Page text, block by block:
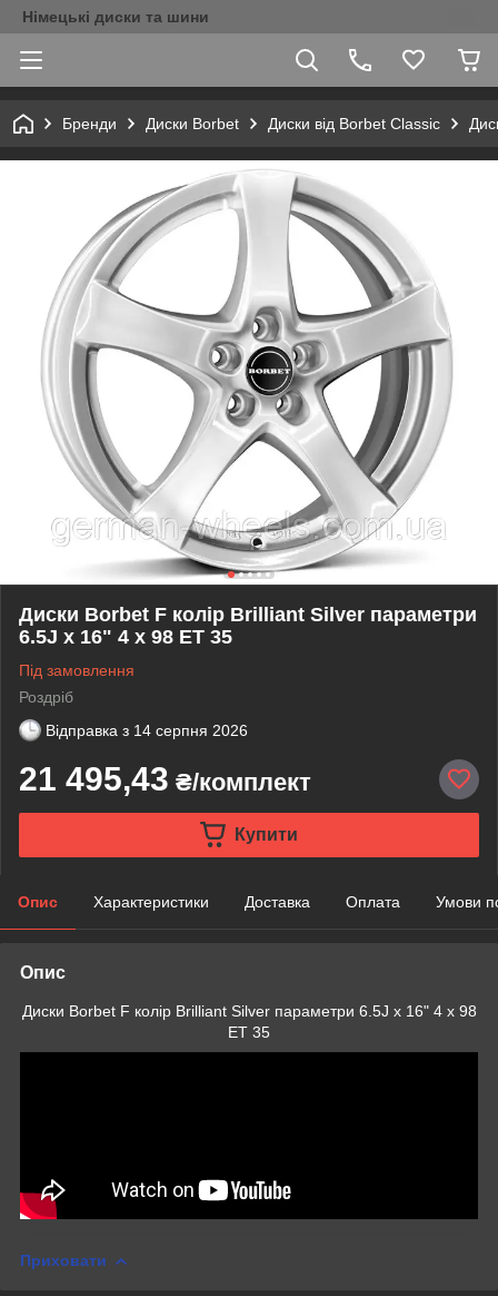
Німецькі диски та шини
Бренди Диски Borbet Диски від Borbet Classic
Диски Borbet F колір Brilliant Silver параметри
6.5J x 16" 4 x 98 ET 35
Під замовлення
Роздріб
Відправка з 14 серпня 2026
21 495,43 ₴/комплект
Купити
Опис Характеристики Доставка Оплата Умови
Опис
Диски Borbet F колір Brilliant Silver параметри 6.5J x 16" 4 x 98
ET 35
Приховати